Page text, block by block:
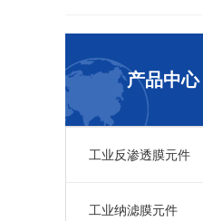
产品中心
工业反渗透膜元件
工业纳滤膜元件